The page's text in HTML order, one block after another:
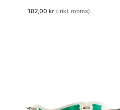
182,00 kr (inkl. moms)